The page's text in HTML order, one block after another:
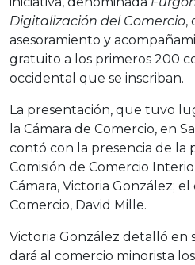
Digitalización del Comercio,
asesoramiento y
gratuito a los primeros 200
occidental que se inscriban.
La presentación, que tuvo
la Cámara de Comercio, en
contó con la presencia de la
Comisión de Comercio
Cámara, Victoria González;
Comercio, David Mille.
Victoria González detalló en
dará al comercio minorista